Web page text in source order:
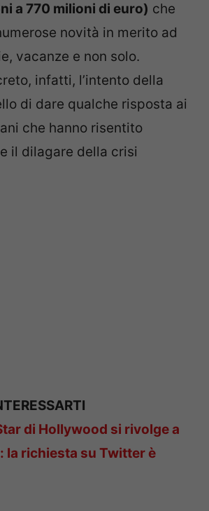
a 770 milioni di euro) che
novità in merito ad
vacanze e non solo.
infatti, l’intento della
di dare qualche risposta ai
che hanno risentito
il dilagare della crisi
di Hollywood si rivolge a
la richiesta su Twitter è